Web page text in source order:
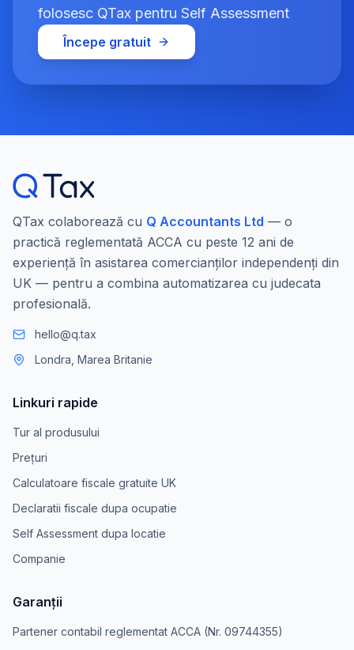
folosesc QTax pentru Self Assessment
Începe gratuit
QTax colaborează cu Q Accountants Ltd — o
practică reglementată ACCA cu peste 12 ani de
experiență în asistarea comercianților independenți din
UK — pentru a combina automatizarea cu judecata
profesională.
hello@q.tax
Londra, Marea Britanie
Linkuri rapide
Tur al produsului
Prețuri
Calculatoare fiscale gratuite UK
Declaratii fiscale dupa ocupatie
Self Assessment dupa locatie
Companie
Garanții
Partener contabil reglementat ACCA (Nr. 09744355)